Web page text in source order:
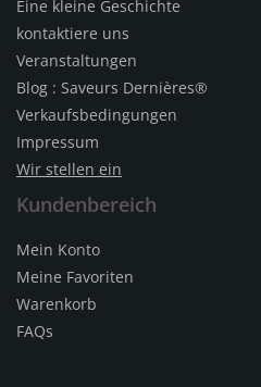
Eine kleine Geschichte
kontaktiere uns
Veranstaltungen
Blog : Saveurs Dernières®
Verkaufsbedingungen
Impressum
Wir stellen ein
Kundenbereich
Mein Konto
Meine Favoriten
Warenkorb
FAQs